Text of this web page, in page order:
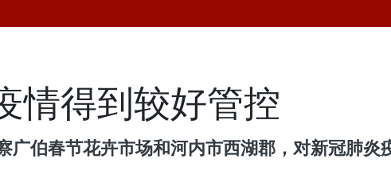
情得到较好管控
广伯春节花卉市场和河内市西湖郡，对新冠肺炎